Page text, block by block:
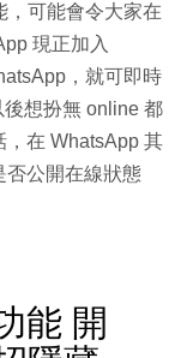
，可能會令大家在
現正加入
，就可即時
想扮無 online 都
在 WhatsApp 其
否公開在線狀態
能 開